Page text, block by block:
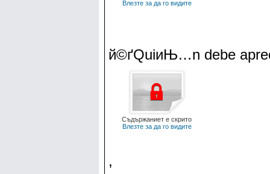
Влезте за да го видите
й©ґQuiиЊ…n debe
Съдържаниет е скрито
Влезте за да го видите
,